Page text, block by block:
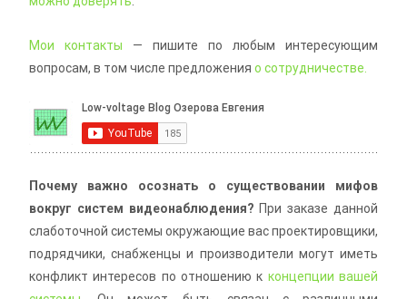
Мои контакты — пишите по любым интересующим
вопросам, в том числе предложения о сотрудничестве.
Почему важно осознать о существовании мифов
вокруг систем видеонаблюдения?При заказе данной
слаботочной системы окружающие вас проектировщики,
подрядчики, снабженцы и производители могут иметь
конфликт интересов по отношению к концепции вашей